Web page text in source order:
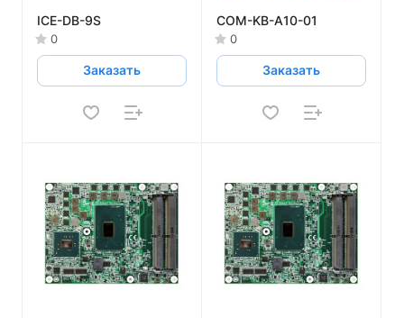
ICE-DB-9S
0
Заказать
COM-KB-A10-01
0
Заказать